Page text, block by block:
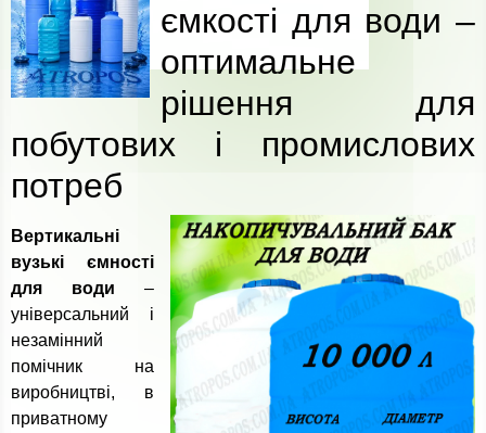
ємкості для води –
оптимальне
рішення для
побутових і промислових
потреб
Вертикальні
вузькі ємності
для води –
універсальний і
незамінний
помічник на
виробництві, в
приватному